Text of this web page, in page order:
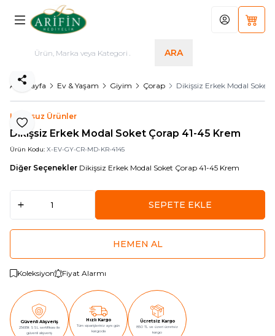
ARA
Hesabım
Ana Sayfa Ev & Yaşam Giyim Çorap Dikişsiz Erkek Modal Soket
Favoriye Ekle
Paylaş
Logosuz Ürünler
Dikişsiz Erkek Modal Soket Çorap 41-45 Krem
Ürün Kodu: X-EV-GY-CR-MD-KR-4145
Diğer Seçenekler Dikişsiz Erkek Modal Soket Çorap 41-45 Krem
SEPETE EKLE
HEMEN AL
Koleksiyon Fiyat Alarmı
Güvenli Alışveriş
256Bit SSL sertifikası ile
güvenli alışveriş
Hızlı Kargo
Tüm siparişleriniz aynı gün
kargoda
Ücretsiz Kargo
850 TL ve üzeri ücretsiz
kargo